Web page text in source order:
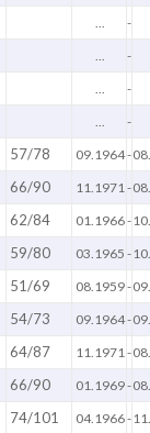
-
-
-
-
57/78 09.1964-
66/90 11.1971 -
62/84 01.1966-
59/80 03.1965 -
51/69 08.1959-
54/73 09.1964-
64/87 11.1971 -
66/90 01.1969-
74/101 04.1966-